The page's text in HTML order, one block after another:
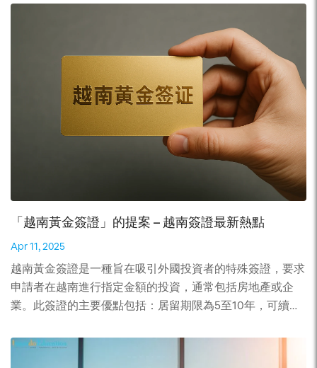
間內你完全可以在這段時間內的任何日期進入越南。注意不
允許提前進入。 例如：你的電子簽證上註明抵達時間是：
2025年2月9日；出境日期是：2025年3月15日。那你不必
在2025年2月9日準日入境而可以在晚幾天入境也可以但不
能比2月9日早進入。出境時間一定需要最晚在2025年3月9
前出發。 查看了解更多关于电子签证 完成此步驟後，註冊
碼將發送給申請人； 2. 第二步：審查申請單信息 填寫申請
單後，您必要進行第二步驟就是需要進行審查您已經填寫的
申請單資訊。這一步十分重要。你的申請單若有任何錯誤都
可能引起申請單不被通過的情況。 3. 第三步：支付申請費
用 審查資訊後，請繼續在第三步驟進行支付費用完成申請
指導付費就可以。 4. 申請後查看結果的方法 在電子簽證搜
尋選單中輸入註冊碼、註冊電子郵件和出生日期即可查看結
果。 如果電子簽證獲得批准，請列印電子簽證以進/出越
南。 注意：如果有任何缺失或不正確/身份不明的訊息，您
的申請將不會被接受。 5. 越南電子簽證官方網站 6. 自己申
比較便宜一點兒。但自己申請不能一次為多人申請，而且只
「越南黃金簽證」的提案 – 越南簽證最新熱點
Apr 11, 2025
越南黃金簽證是一種旨在吸引外國投資者的特殊簽證，要求
申請者在越南進行指定金額的投資，通常包括房地產或企
業。此簽證的主要優點包括：居留期限為5至10年，可續
黃金簽證不僅促進了經濟發展，也吸引了大量外資。現在越